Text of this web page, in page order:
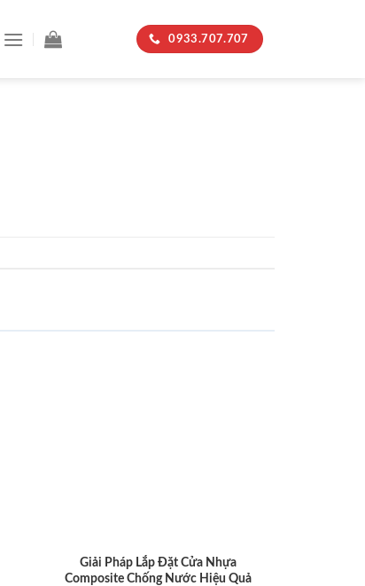
0933.707.707
Giải Pháp Lắp Đặt Cửa Nhựa
Composite Chống Nước Hiệu Quả